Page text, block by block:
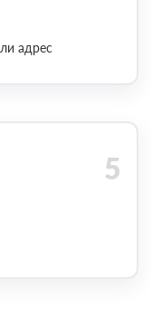
адрес